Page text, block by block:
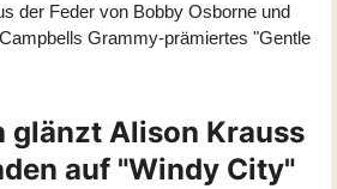
der Feder von Bobby Osborne und
Grammy-prämiertes "Gentle
glänzt Alison Krauss
auf "Windy City"